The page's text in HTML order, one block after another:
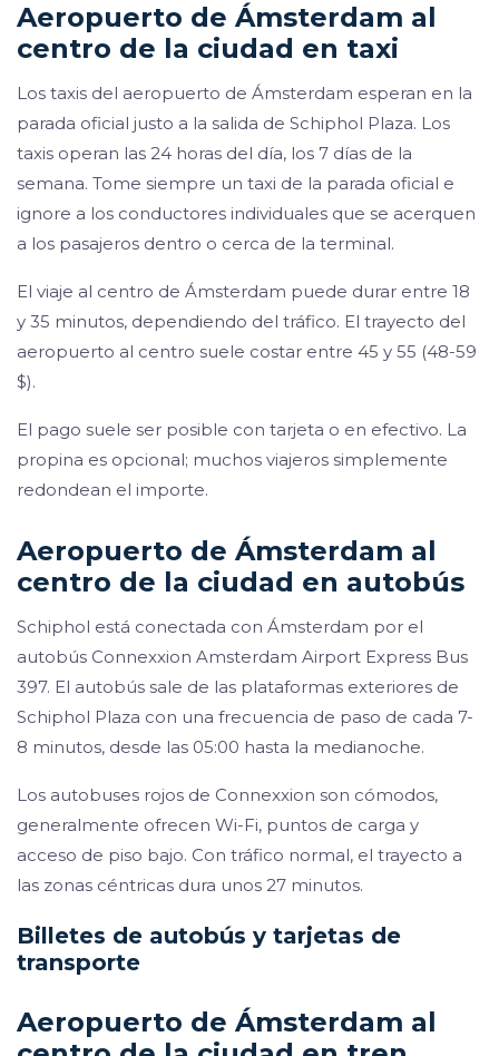
Aeropuerto de Ámsterdam al
centro de la ciudad en taxi
Los taxis del aeropuerto de Ámsterdam esperan en la
parada oficial justo a la salida de Schiphol Plaza. Los
taxis operan las 24 horas del día, los 7 días de la
semana. Tome siempre un taxi de la parada oficial e
ignore a los conductores individuales que se acerquen
a los pasajeros dentro o cerca de la terminal.
El viaje al centro de Ámsterdam puede durar entre 18
y 35 minutos, dependiendo del tráfico. El trayecto del
aeropuerto al centro suele costar entre 45 y 55 (48-59
$).
El pago suele ser posible con tarjeta o en efectivo. La
propina es opcional; muchos viajeros simplemente
redondean el importe.
Aeropuerto de Ámsterdam al
centro de la ciudad en autobús
Schiphol está conectada con Ámsterdam por el
autobús Connexxion Amsterdam Airport Express Bus
397. El autobús sale de las plataformas exteriores de
Schiphol Plaza con una frecuencia de paso de cada 7-
8 minutos, desde las 05:00 hasta la medianoche.
Los autobuses rojos de Connexxion son cómodos,
generalmente ofrecen Wi-Fi, puntos de carga y
acceso de piso bajo. Con tráfico normal, el trayecto a
las zonas céntricas dura unos 27 minutos.
Billetes de autobús y tarjetas de
transporte
Aeropuerto de Ámsterdam al